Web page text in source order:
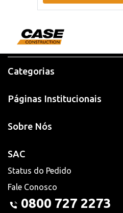
Categorias
Páginas Institucionais
Sobre Nós
SAC
Status do Pedido
Fale Conosco
0800 727 2273